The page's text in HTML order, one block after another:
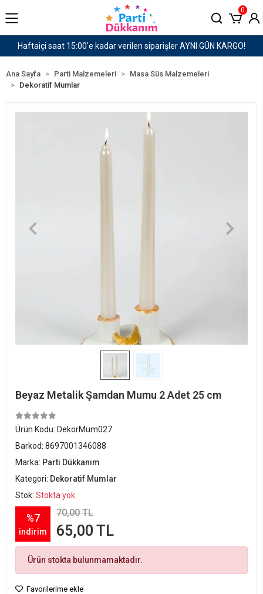
GÜN KARGO! 1500 TL ve Üzeri Kargo Ücretsiz!
0
Ana Sayfa Parti Malzemeleri
Masa Süs Malzemeleri
Dekoratif Mumlar
Beyaz Metalik Şamdan Mumu 2 Adet 25 cm
Ürün Kodu: DekorMum027
Barkod: 8697001346088
Marka: Parti Dükkanım
Kategori: Dekoratif Mumlar
Stok: Stokta yok
%7
indirim
70,00 TL
65,00 TL
Ürün stokta bulunmamaktadır.
Favorilerime ekle